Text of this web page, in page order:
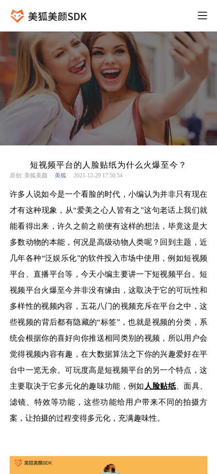
短视频平台的人脸贴纸为什么火爆至今？
原创: 美狐美颜 美狐 2021-12-29 17:50:54
许多人说如今是一个看脸的时代，小编认为并非只有现在
才有这种现象，从“爱美之心人皆有之”这句老话上我们就
能看得出来，许久之前之前便有这样的想法，毕竟这是大
多数动物的本能，何况是高级动物人类呢？回到主题，近
几年各种“泛娱乐化”的软件投入市场中使用，例如短视频
平台、直播平台等，今天小编主要讲一下短视频平台。短
视频平台火爆至今并非没有缘由，这取决于它的可玩性和
多样性的视频内容，五花八门的视频充斥在平台之中，这
些视频的背后都有隐藏的“标签”，也就是视频的分类，系
统会根据你的喜好向你推送相同类别的视频，所以用户会
觉得视频内容有趣，在大数据算法之下你的兴趣爱好在平
台中一览无余。可玩度高是短视频平台的另一个特点，这
主要取决于它多元化的趣味功能，例如 人脸贴纸 、面具、
滤镜、特效等功能，这些功能给用户带来不同的拍摄方
案，让拍摄的过程变得多元化，充满趣味性。